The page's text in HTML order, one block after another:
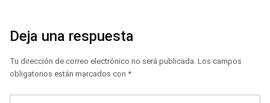
Deja una respuesta
Tu dirección de correo electrónico no será publicada. Los campos
obligatorios están marcados con *